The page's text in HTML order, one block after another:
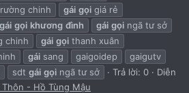
chinh gái gọi giá rẻ
gái gọi khương đình gái gọi ngã tư sở
chinh gái gọi thanh xuân
gái sang gaigoidep
gaigutv
sdt gái gọi ngã tư sở Trả lời: 0
Diễn
- Hồ Tùng Mậu